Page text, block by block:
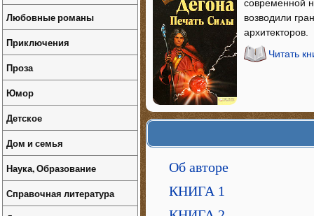
современной
возводили
архитекторов.
Читать
Об авторе
КНИГА 1
Любовные романы
Приключения
Проза
Юмор
Детское
Дом и семья
Наука, Образование
Справочная литература